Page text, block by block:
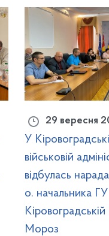
29 вересня
У
військовій
відбулась
о. начальника
Мороз